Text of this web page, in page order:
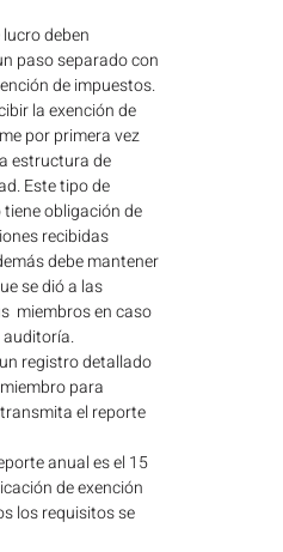
deben
paso separado con
de impuestos.
la exención de
por primera vez
estructura de
Este tipo de
obligación de
recibidas
debe mantener
se dió a las
miembros en caso
auditoría.
registro detallado
para
el reporte
anual es el 15
de exención
los requisitos se